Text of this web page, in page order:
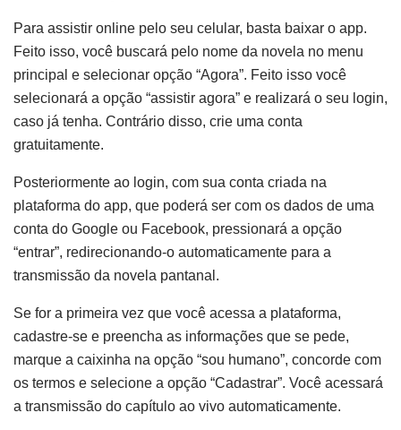
Para assistir online pelo seu celular, basta baixar o app.
Feito isso, você buscará pelo nome da novela no menu
principal e selecionar opção “Agora”. Feito isso você
selecionará a opção “assistir agora” e realizará o seu login,
caso já tenha. Contrário disso, crie uma conta
gratuitamente.
Posteriormente ao login, com sua conta criada na
plataforma do app, que poderá ser com os dados de uma
conta do Google ou Facebook, pressionará a opção
“entrar”, redirecionando-o automaticamente para a
transmissão da novela pantanal.
Se for a primeira vez que você acessa a plataforma,
cadastre-se e preencha as informações que se pede,
marque a caixinha na opção “sou humano”, concorde com
os termos e selecione a opção “Cadastrar”. Você acessará
a transmissão do capítulo ao vivo automaticamente.